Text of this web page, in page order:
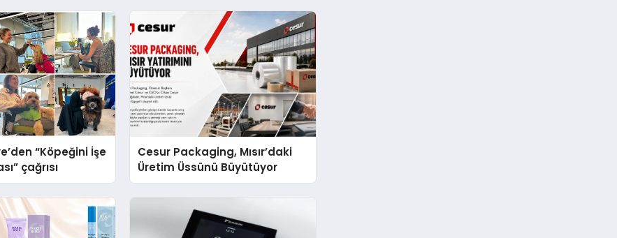
“Köpeğini İşe
çağrısı
Cesur Packaging, Mısır’daki
Üretim Üssünü Büyütüyor